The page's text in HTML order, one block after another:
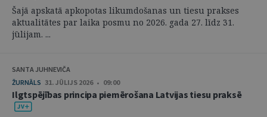
Šajā apskatā apkopotas likumdošanas un tiesu prakses
aktualitātes par laika posmu no 2026. gada 27. līdz 31.
jūlijam. ...
SANTA JUHNEVIČA
ŽURNĀLS 31. JŪLIJS 2026 • 09:00
Ilgtspējības principa piemērošana Latvijas tiesu praksē